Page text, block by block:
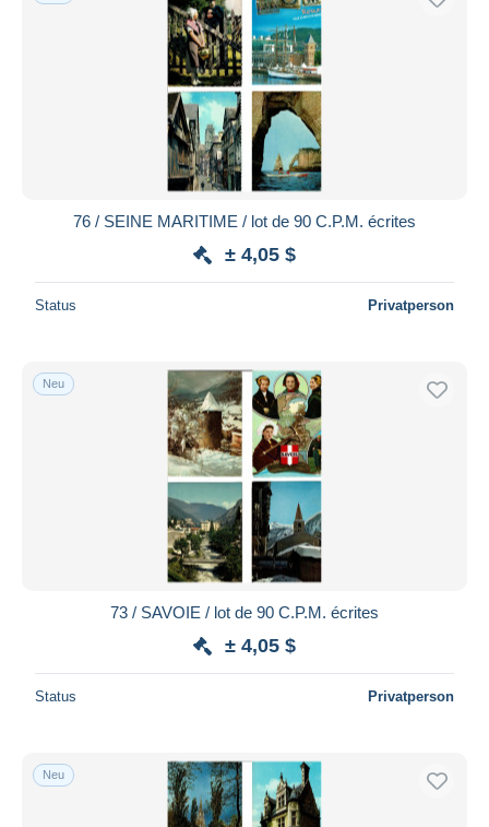
76 / SEINE MARITIME / lot de 90 C.P.M. écrites
± 4,05 $
Status Privatperson
Neu
73 / SAVOIE / lot de 90 C.P.M. écrites
± 4,05 $
Status Privatperson
Neu